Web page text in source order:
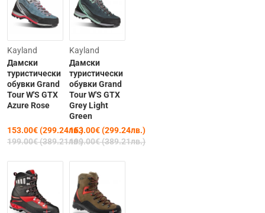
Kayland
Дамски
туристически
обувки Grand
Tour W'S GTX
Azure Rose
153.00€ (299.24лв.)
199.00€ (389.21лв.)
Изчерпана
Kayland
Дамски
туристически
обувки Grand
Tour W'S GTX
Grey Light
Green
153.00€ (299.24лв.)
199.00€ (389.21лв.)